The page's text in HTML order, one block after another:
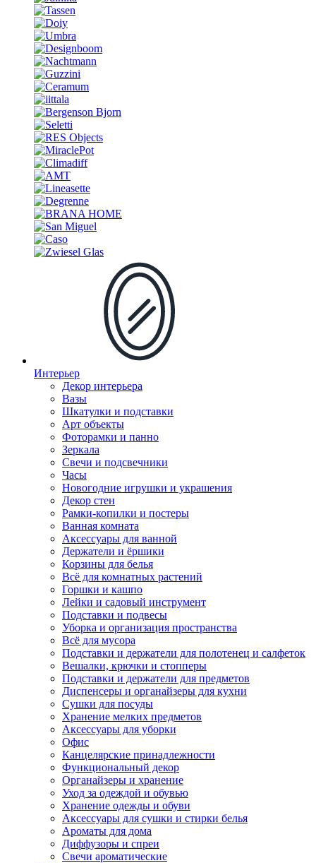
Интерьер
Декор интерьера
Вазы
Шкатулки и подставки
Арт объекты
Фоторамки и панно
Зеркала
Свечи и подсвечники
Часы
Новогодние игрушки и украшения
Декор стен
Рамки-копилки и постеры
Ванная комната
Аксессуары для ванной
Держатели и ёршики
Корзины для белья
Всё для комнатных растений
Горшки и кашпо
Лейки и садовый инструмент
Подставки и подвесы
Уборка и организация пространства
Всё для мусора
Подставки и держатели для полотенец и салфеток
Вешалки, крючки и стопперы
Подставки и держатели для предметов
Диспенсеры и органайзеры для кухни
Сушки для посуды
Хранение мелких предметов
Аксессуары для уборки
Офис
Канцелярские принадлежности
Функциональный декор
Органайзеры и хранение
Уход за одеждой и обувью
Хранение одежды и обуви
Аксессуары для сушки и стирки белья
Ароматы для дома
Диффузоры и спреи
Свечи ароматические